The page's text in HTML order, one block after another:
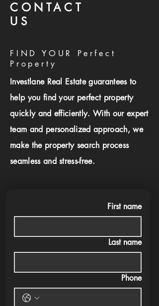
CONTACT
US
FIND YOUR Perfect
Property
Investlane Real Estate guarantees to
help you find your perfect property
quickly and efficiently. With our expert
team and personalized approach, we
make the property search process
seamless and stress-free.
First name
Last name
Phone